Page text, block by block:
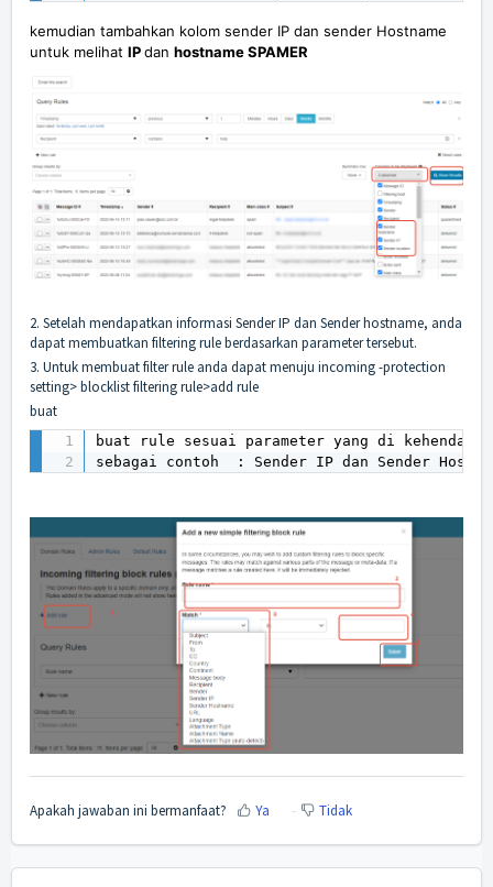
kemudian tambahkan kolom sender IP dan sender Hostname
untuk melihat IPdan hostname SPAMER
2. Setelah mendapatkan informasi Sender IP dan Sender hostname, anda
dapat membuatkan filtering rule berdasarkan parameter tersebut.
3. Untuk membuat filter rule anda dapat menuju incoming -protection
setting> blocklist filtering rule>add rule
buat
buat rule sesuai parameter yang di
sebagai contoh  : Sender IP dan Sender
Apakah jawaban ini bermanfaat? Ya Tidak